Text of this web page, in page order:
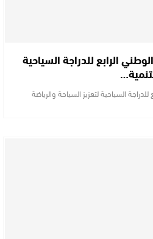
الرابع للدراجة السياحية
السياحية لتعزيز السياحة والرياضة